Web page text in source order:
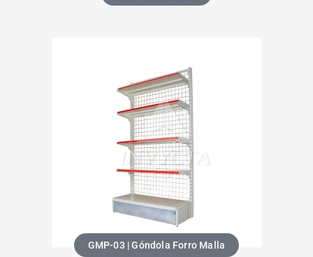
GMP-03 | Góndola Forro Malla